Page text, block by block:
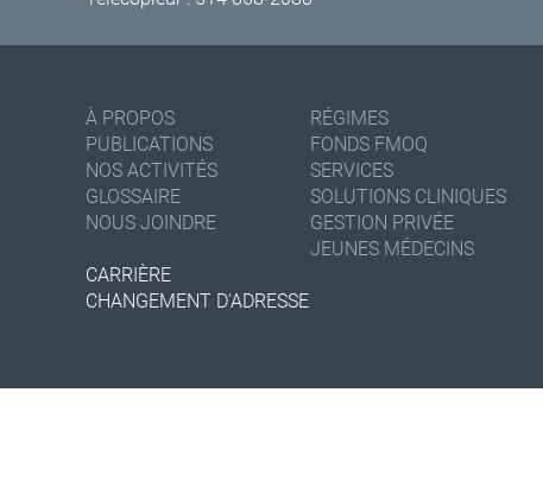
À PROPOS
PUBLICATIONS
NOS ACTIVITÉS
GLOSSAIRE
NOUS JOINDRE
RÉGIMES
FONDS FMOQ
SERVICES
SOLUTIONS CLINIQUES
GESTION PRIVÉE
JEUNES MÉDECINS
CARRIÈRE
CHANGEMENT D'ADRESSE